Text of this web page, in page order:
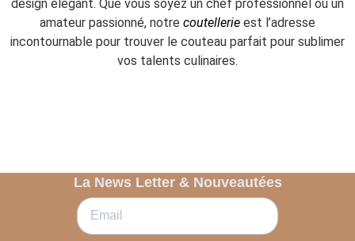
design élégant. Que vous soyez un chef professionnel ou un
amateur passionné, notre coutellerie est l’adresse
incontournable pour trouver le couteau parfait pour sublimer
vos talents culinaires.
La News Letter & Nouveautées